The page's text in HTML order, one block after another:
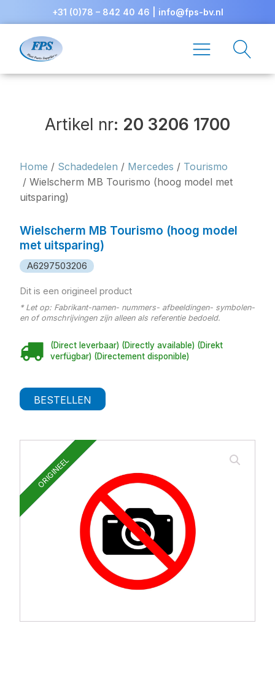
+31 (0)78 – 842 40 46 info@fps-bv.nl
Artikel nr: 20 3206 1700
Home / Schadedelen / Mercedes / Tourismo
/ Wielscherm MB Tourismo (hoog model met
uitsparing)
ORIGINEEL
Wielscherm MB Tourismo (hoog model
met uitsparing)
A6297503206
Dit is een origineel product
* Let op: Fabrikant-namen- nummers- afbeeldingen- symbolen-
en of omschrijvingen zijn alleen als referentie bedoeld.
(Direct leverbaar) (Directly available) (Direkt
verfügbar) (Directement disponible)
BESTELLEN